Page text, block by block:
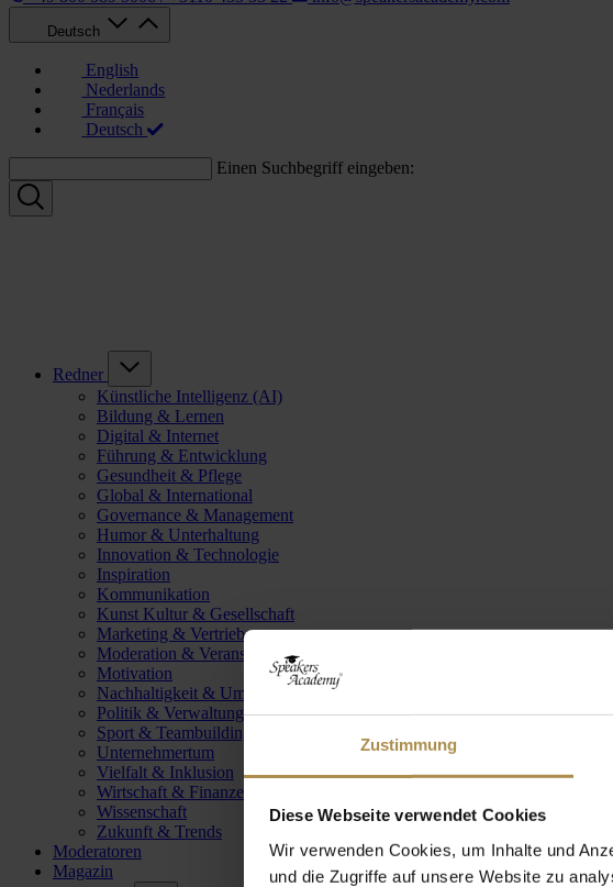
Zustimmung
Diese Webseite verwendet Cookies
Wir verwenden Cookies, um Inhalte und
und die Zugriffe auf unsere Website zu
Deutsch
English
Nederlands
Français
Deutsch
Einen Suchbegriff eingeben:
Redner
Künstliche Intelligenz (AI)
Bildung & Lernen
Digital & Internet
Führung & Entwicklung
Gesundheit & Pflege
Global & International
Governance & Management
Humor & Unterhaltung
Innovation & Technologie
Inspiration
Kommunikation
Kunst Kultur & Gesellschaft
Marketing & Vertrieb
Moderation & Veranstaltungsleitung
Motivation
Nachhaltigkeit & Umwelt
Politik & Verwaltung
Sport & Teambuilding
Unternehmertum
Vielfalt & Inklusion
Wirtschaft & Finanzen
Wissenschaft
Zukunft & Trends
Moderatoren
Magazin